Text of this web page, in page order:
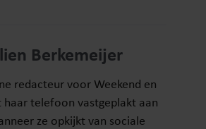
Berkemeijer
redacteur voor Weekend en
haar telefoon vastgeplakt aan
ze opkijkt van sociale